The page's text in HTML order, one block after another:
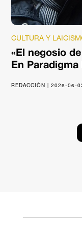
CULTURA Y
«El negosio
En Paradigma
REDACCIÓN | 2026-06-